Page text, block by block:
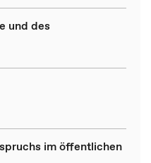
und des
im öffentlichen